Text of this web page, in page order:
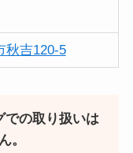
秋吉120-5
での取り扱いは
。